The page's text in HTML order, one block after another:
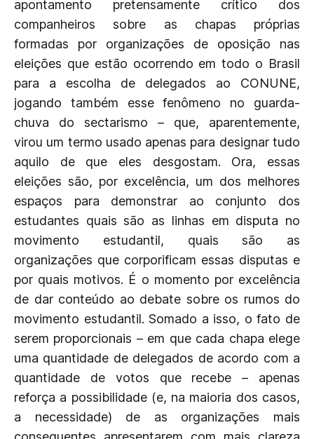
apontamento pretensamente crítico dos
companheiros sobre as chapas próprias
formadas por organizações de oposição nas
eleições que estão ocorrendo em todo o Brasil
para a escolha de delegados ao CONUNE,
jogando também esse fenômeno no guarda-
chuva do sectarismo – que, aparentemente,
virou um termo usado apenas para designar tudo
aquilo de que eles desgostam. Ora, essas
eleições são, por excelência, um dos melhores
espaços para demonstrar ao conjunto dos
estudantes quais são as linhas em disputa no
movimento estudantil, quais são as
organizações que corporificam essas disputas e
por quais motivos. É o momento por excelência
de dar conteúdo ao debate sobre os rumos do
movimento estudantil. Somado a isso, o fato de
serem proporcionais – em que cada chapa elege
uma quantidade de delegados de acordo com a
quantidade de votos que recebe – apenas
reforça a possibilidade (e, na maioria dos casos,
a necessidade) de as organizações mais